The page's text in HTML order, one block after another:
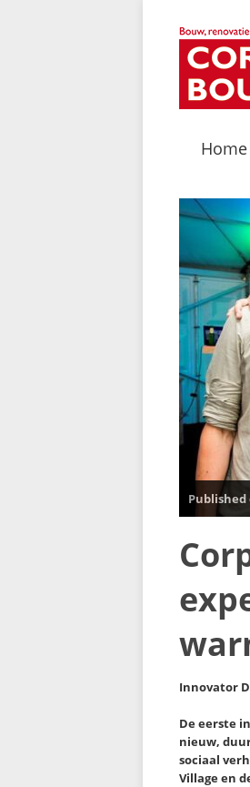
Home
Published
Innovator
De eerste
nieuw,
sociaal
Village en